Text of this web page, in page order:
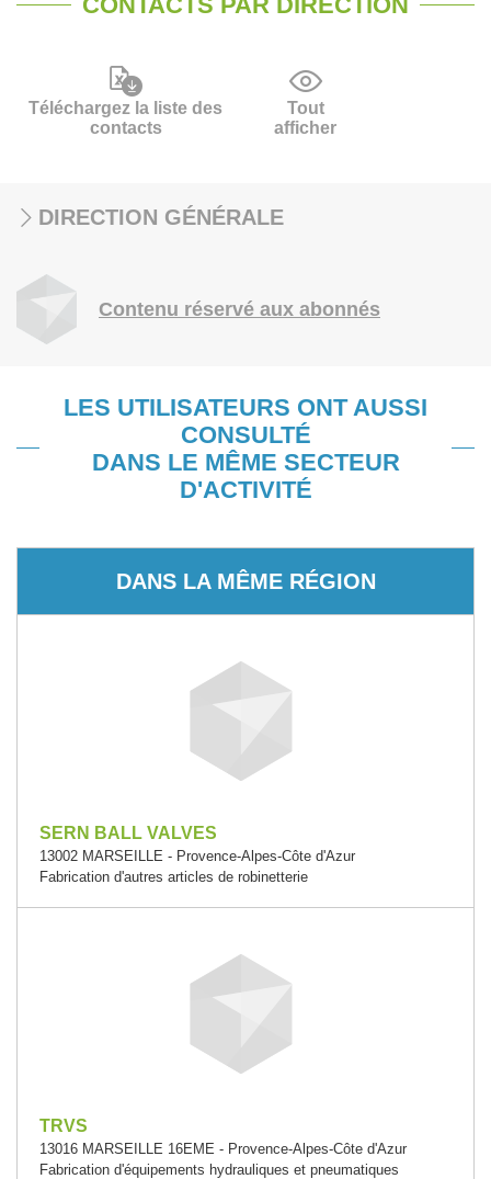
Téléchargez la liste des
contacts
Tout
afficher
DIRECTION GÉNÉRALE
Contenu réservé aux abonnés
LES UTILISATEURS ONT AUSSI
CONSULTÉ
DANS LE MÊME SECTEUR
D'ACTIVITÉ
DANS LA MÊME RÉGION
SERN BALL VALVES
13002 MARSEILLE - Provence-Alpes-Côte d'Azur
Fabrication d'autres articles de robinetterie
TRVS
13016 MARSEILLE 16EME - Provence-Alpes-Côte d'Azur
Fabrication d'équipements hydrauliques et pneumatiques